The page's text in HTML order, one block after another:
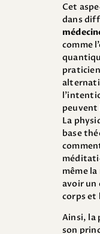
Cet
dans
comme
peuvent
La
base
même
avoir un
corps et
Ainsi, la
son